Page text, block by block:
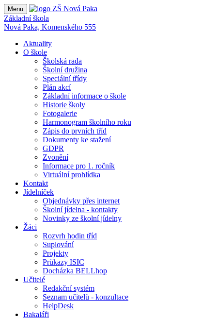
Menu
Základní škola
Nová Paka, Komenského 555
Aktuality
O škole
Školská rada
Školní družina
Speciální třídy
Plán akcí
Základní informace o škole
Historie školy
Fotogalerie
Harmonogram školního roku
Zápis do prvních tříd
Dokumenty ke stažení
GDPR
Zvonění
Informace pro 1. ročník
Virtuální prohlídka
Kontakt
Jídelníček
Objednávky přes internet
Školní jídelna - kontakty
Novinky ze školní jídelny
Žáci
Rozvrh hodin tříd
Suplování
Projekty
Průkazy ISIC
Docházka BELLhop
Učitelé
Redakční systém
Seznam učitelů - konzultace
HelpDesk
Bakaláři